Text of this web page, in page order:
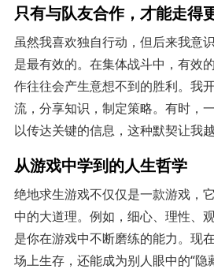
只有与队友合作，才能走得
虽然我喜欢独自行动，但后来我意
是最有效的。在集体战斗中，有效
作往往会产生意想不到的胜利。我
流，分享知识，制定策略。有时，
以传达关键的信息，这种默契让我越
从游戏中学到的人生哲学
绝地求生游戏不仅仅是一款游戏，
中的大道理。例如，细心、理性、
是你在游戏中不断磨练的能力。现
场上生存，还能成为别人眼中的“隐